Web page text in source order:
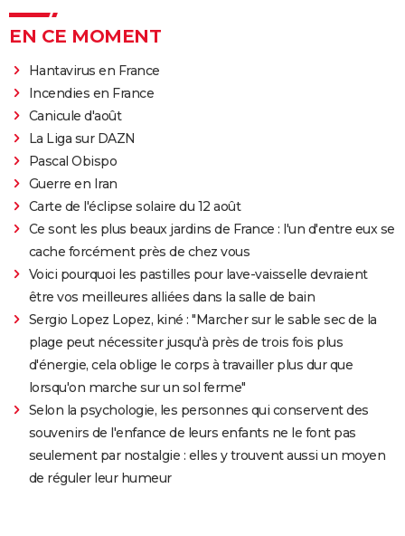
EN CE MOMENT
Hantavirus en France
Incendies en France
Canicule d'août
La Liga sur DAZN
Pascal Obispo
Guerre en Iran
Carte de l'éclipse solaire du 12 août
Ce sont les plus beaux jardins de France : l'un d'entre eux se
cache forcément près de chez vous
Voici pourquoi les pastilles pour lave-vaisselle devraient
être vos meilleures alliées dans la salle de bain
Sergio Lopez Lopez, kiné : "Marcher sur le sable sec de la
plage peut nécessiter jusqu'à près de trois fois plus
d'énergie, cela oblige le corps à travailler plus dur que
lorsqu'on marche sur un sol ferme"
Selon la psychologie, les personnes qui conservent des
souvenirs de l'enfance de leurs enfants ne le font pas
seulement par nostalgie : elles y trouvent aussi un moyen
de réguler leur humeur